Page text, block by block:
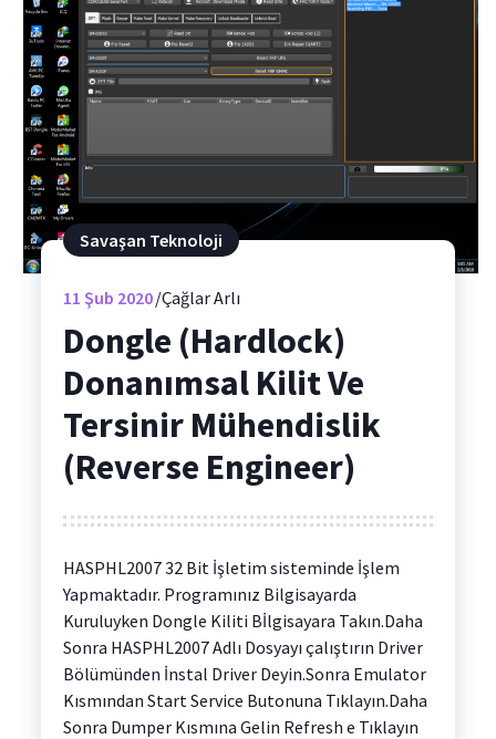
Savaşan Teknoloji
11 Şub 2020 Çağlar Arlı
Dongle (Hardlock)
Donanımsal Kilit Ve
Tersinir Mühendislik
(Reverse Engineer)
HASPHL2007 32 Bit İşletim sisteminde İşlem
Yapmaktadır. Programınız Bilgisayarda
Kuruluyken Dongle Kiliti Bİlgisayara Takın.Daha
Sonra HASPHL2007 Adlı Dosyayı çalıştırın Driver
Bölümünden İnstal Driver Deyin.Sonra Emulator
Kısmından Start Service Butonuna Tıklayın.Daha
Sonra Dumper Kısmına Gelin Refresh e Tıklayın